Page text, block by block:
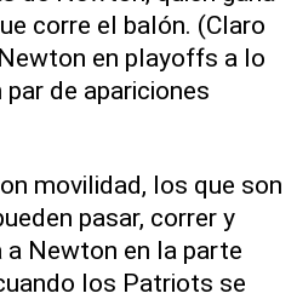
corre el balón. (Claro
en playoffs a lo
de apariciones
movilidad, los que son
pasar, correr y
Newton en la parte
los Patriots se